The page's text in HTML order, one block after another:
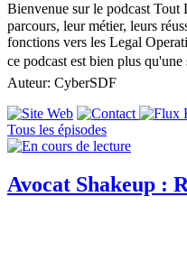
Bienvenue sur le podcast
parcours, leur métier, leurs
fonctions vers les Legal
ce podcast est bien plus
Auteur: CyberSDF
Tous les épisodes
Avocat Shakeup :